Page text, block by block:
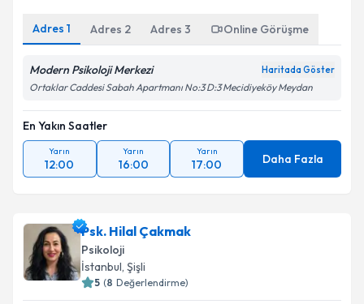
Adres 1 Adres 2 Adres 3 Online Görüşme
Modern Psikoloji Merkezi Haritada Göster
Ortaklar Caddesi Sabah Apartmanı No:3 D:3 Mecidiyeköy Meydan
En Yakın Saatler
Yarın
12:00
Yarın
16:00
Yarın
17:00 Daha Fazla
Psk. Hilal Çakmak
Psikoloji
İstanbul, Şişli
5 (8 Değerlendirme)